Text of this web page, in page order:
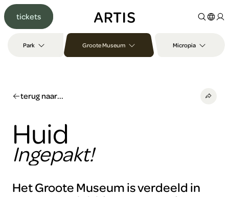
Ga naar
naarPark Groote Museum Micropia
tickets
terug naar...
Huid
Ingepakt!
Het Groote Museum is verdeeld in